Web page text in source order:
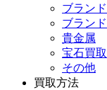
ブラン
ブラン
貴金属
宝石買取
その他
買取方法